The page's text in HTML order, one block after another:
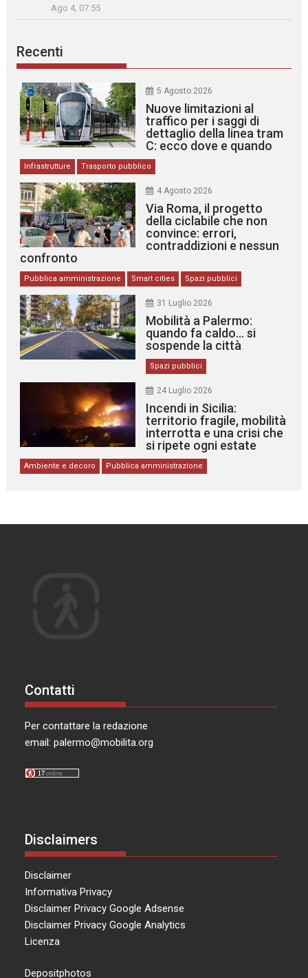
Ago 4, 07:55
Recenti
5 Agosto 2026
Nuove limitazioni al
traffico per i saggi di
dettaglio della linea tram
C: ecco dove e quando
Infrastrutture Trasporto pubblico
4 Agosto 2026
Via Roma, il progetto
della ciclabile che non
convince: errori,
contraddizioni e nessun
confronto
Pubblica amministrazione Smart cities Spazi pubblici
31 Luglio 2026
Mobilità a Palermo:
quando fa caldo… si
sospende la città
Spazi pubblici
24 Luglio 2026
Incendi in Sicilia:
territorio fragile, mobilità
interrotta e una crisi che
si ripete ogni estate
Ambiente e decoro Pubblica amministrazione
Contatti
Per contattare la redazione
email:palermo@mobilita.org
Disclaimers
Disclaimer
Informativa Privacy
Disclaimer Privacy Google Adsense
Disclaimer Privacy Google Analytics
Licenza
Depositphotos